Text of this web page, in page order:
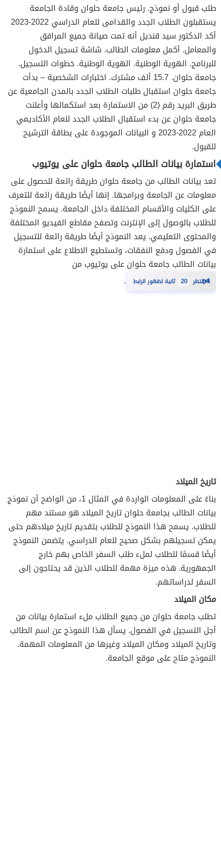
طلب قبول أو نموذج. رئيس جامعة حلوان وقادة الجامعة
يستقبلون الطلاب الجدد والقدامى للعام الدراسي 2022-2023
أكد الدكتور سيد قنديل أنه تمت صيانة جميع المرافق
والمعامل. أكمل معلومات الطالب. شاشة تسجيل الدخول
للبرنامج. الهوية الوطنية. الهوية الوطنية. خطوات التسجيل.
جامعة حلوان. 15.7 ألف مشترك. اختبارات الشخصية – بدأت
جامعة حلوان استقبال طلبات الطلاب الجدد بالمدن الجامعية عن
طريق البريد رقم (2) من الاستمارة بعد استكمالها وأعلنت
جامعة حلوان عن بدء استقبال الطلاب الجدد للعام الأكاديمي
العام 2022-2023 و البيانات الموجودة على بطاقة الترشيح
للقبول.
استمارة بيانات الطالب جامعة حلوان على يوتيوب
تعد بيانات الطالب من جامعة حلوان طريقة رائعة للحصول على
معلومات عن الجامعة وبرامجها. إنها أيضًا طريقة رائعة للتعرف
على الكليات والأقسام المختلفة داخل الجامعة. يسمح النموذج
للطلاب بالوصول إلى الإنترنت وتصفح مقاطع الفيديو المختلفة
والمحتوى التعليمي. يعد النموذج أيضًا طريقة رائعة للتسجيل
في الفصول ودفع النفقات، وتستطيع الاطلاع على استمارة
بيانات الطالب جامعة حلوان على يوتيوب من
⏳انتظر 20 ثانية لظهور الرابط .
تاريخ الميلاد
بناءً على المعلومات الواردة في المثال 1، من الواضح أن نموذج
بيانات الطالب بجامعة حلوان تاريخ الميلاد هو مستند مهم
للطلاب. يسمح هذا النموذج للطلاب بتقديم تاريخ ميلادهم حتى
يمكن تسجيلهم بشكل صحيح للعام الدراسي. يتضمن النموذج
أيضًا قسمًا للطلاب لملء طلب السفر الخاص بهم خارج
الجمهورية. هذه ميزة مهمة للطلاب الذين قد يحتاجون إلى
السفر لدراساتهم.
مكان الميلاد
تطلب جامعة حلوان من جميع الطلاب ملء استمارة بيانات من
أجل التسجيل في الفصول. يسأل هذا النموذج عن اسم الطالب
وتاريخ الميلاد ومكان الميلاد وغيرها من المعلومات المهمة.
النموذج متاح على موقع الجامعة.